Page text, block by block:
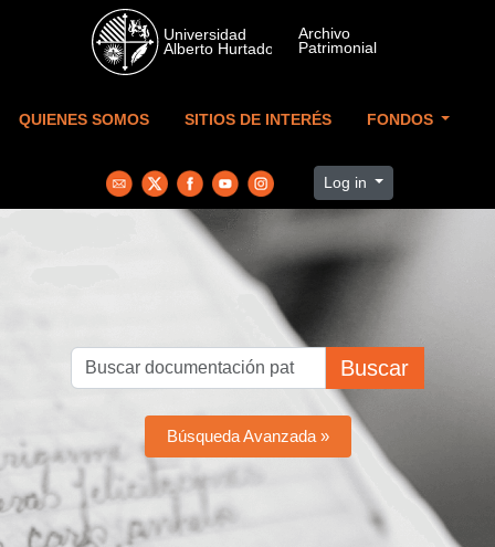
Skip to main content
QUIENES SOMOS SITIOS DE INTERÉS FONDOS
Log in
Buscar
Búsqueda Avanzada »